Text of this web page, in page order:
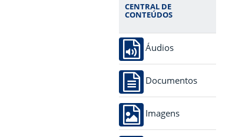
CENTRAL DE
CONTEÚDOS
Áudios
Documentos
Imagens